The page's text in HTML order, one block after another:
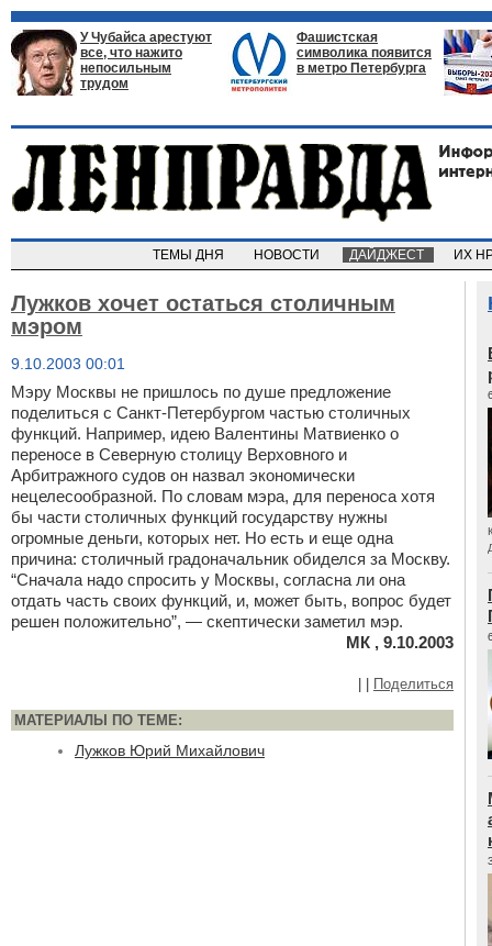
У Чубайса арестуют
все, что нажито
непосильным
трудом
Фашистская
символика появится
в метро Петербурга
ТЕМЫ ДНЯ НОВОСТИ ДАЙДЖЕСТ ИХ
Лужков хочет остаться столичным
мэром
9.10.2003 00:01
Мэру Москвы не пришлось по душе предложение
поделиться с Санкт-Петербургом частью столичных
функций. Например, идею Валентины Матвиенко о
переносе в Северную столицу Верховного и
Арбитражного судов он назвал экономически
нецелесообразной. По словам мэра, для переноса хотя
бы части столичных функций государству нужны
огромные деньги, которых нет. Но есть и еще одна
причина: столичный градоначальник обиделся за Москву.
“Сначала надо спросить у Москвы, согласна ли она
отдать часть своих функций, и, может быть, вопрос будет
решен положительно”, — скептически заметил мэр.
МК , 9.10.2003
Поделиться
МАТЕРИАЛЫ ПО ТЕМЕ:
Лужков Юрий Михайлович